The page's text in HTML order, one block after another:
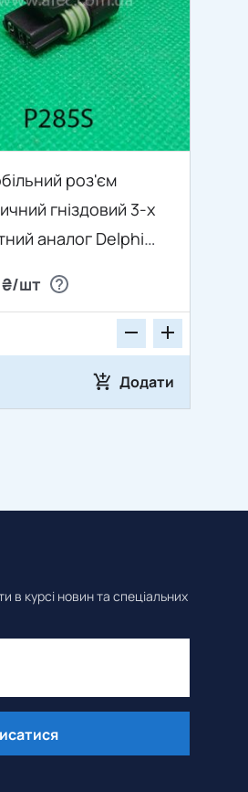
роз'єм
гніздовий 3-х
аналог Delphi
швидкості
1119 датчик
Lanos з проводом
шт
Додати
в курсі новин та спеціальних